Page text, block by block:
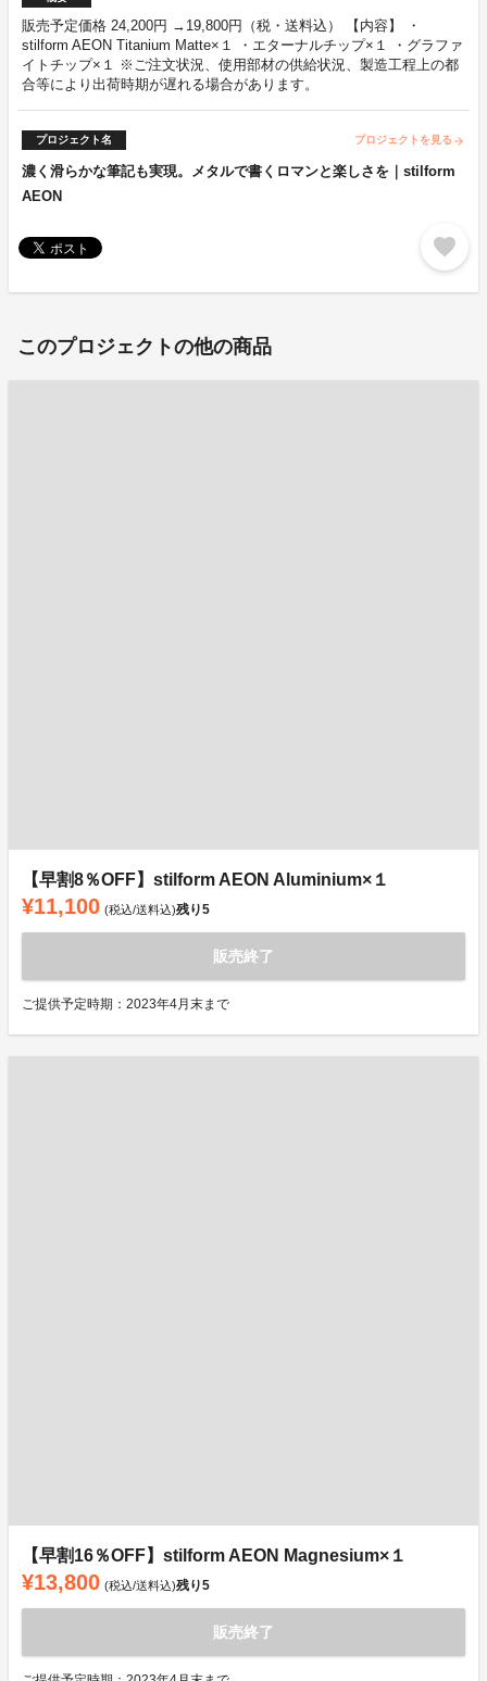
販売予定価格 24,200円 →19,800円（税・送料込） 【内容】 ・
stilform AEON Titanium Matte×１ ・エターナルチップ×１ ・グラファ
イトチップ×１ ※ご注文状況、使用部材の供給状況、製造工程上の都
合等により出荷時期が遅れる場合があります。
プロジェクト名 プロジェクトを見る arrow_forward
濃く滑らかな筆記も実現。メタルで書くロマンと楽しさを｜stilform
AEON
favorite
このプロジェクトの他の商品
【早割8％OFF】stilform AEON Aluminium×１
¥11,100 (税込/送料込)残り5
販売終了
ご提供予定時期：2023年4月末まで
【早割16％OFF】stilform AEON Magnesium×１
¥13,800 (税込/送料込)残り5
販売終了